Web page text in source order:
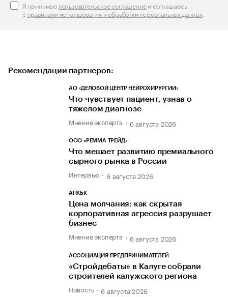
Я принимаю пользовательское соглашениеи соглашаюсь
с правилами использования и обработки персональных данных.
Рекомендации партнеров:
АО «ДЕЛОВОЙ ЦЕНТР НЕЙРОХИРУРГИИ»
Что чувствует пациент, узнав о
тяжелом диагнозе
Мнение эксперта 6 августа 2026
ООО «РЕММА ТРЕЙД»
Что мешает развитию премиального
сырного рынка в России
Интервью 6 августа 2026
АПКБК
Цена молчания: как скрытая
корпоративная агрессия разрушает
бизнес
Мнение эксперта 6 августа 2026
АССОЦИАЦИЯ ПРЕДПРИНИМАТЕЛЕЙ
«Стройдебаты» в Калуге собрали
строителей калужского региона
Новость 6 августа 2026